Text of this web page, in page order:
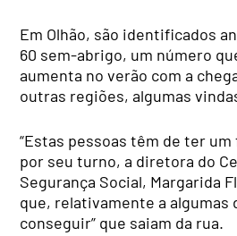
Em Olhão, são identificados
60 sem-abrigo, um número
aumenta no verão com a
outras regiões, algumas
“Estas pessoas têm de ter
por seu turno, a diretora do
Segurança Social, Margarida
que, relativamente a algumas
conseguir” que saiam da rua.